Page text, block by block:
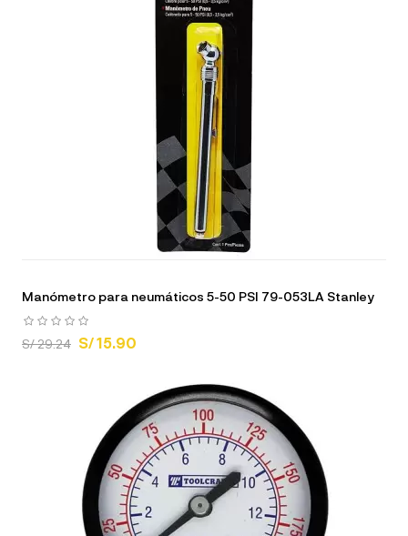
Manómetro para neumáticos 5-50 PSI 79-053LA Stanley
S/ 29.24 S/ 15.90